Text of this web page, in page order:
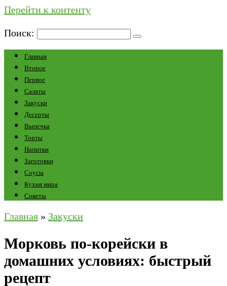
Перейти к контенту
Поиск:
Главная
Второе
Первое
Салаты
Закуски
Десерты
Выпечка
Торты
Напитки
Заготовки
Соусы
Кухня мира
Советы
Главная » Закуски
Морковь по-корейски в
домашних условиях: быстрый
рецепт